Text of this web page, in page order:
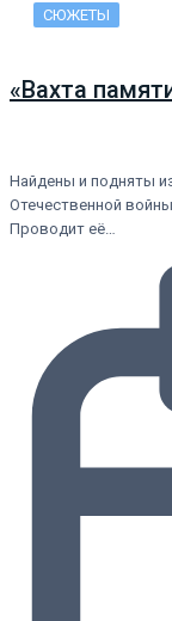
СЮЖЕТЫ
«Вахта
Найдены и подняты
Отечественной
Проводит её…